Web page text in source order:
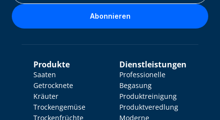
Abonnieren
Produkte
Saaten
Getrocknete
Kräuter
Trockengemüse
Trockenfrüchte
Dienstleistungen
Professionelle
Begasung
Produktreinigung
Produktveredlung
Moderne